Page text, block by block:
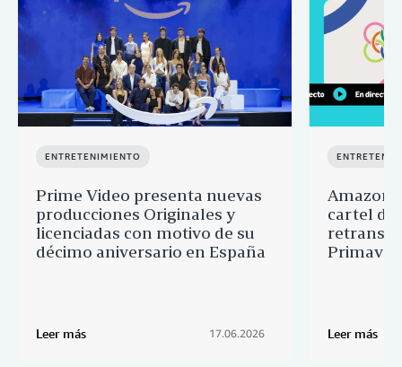
ENTRETENIMIENTO
Prime Video presenta nuevas
producciones Originales y
licenciadas con motivo de su
décimo aniversario en España
Leer más 17.06.2026
Amazon
cartel de
Leer más